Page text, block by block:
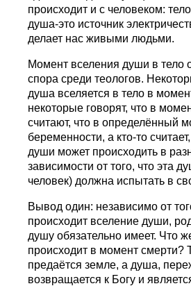
происходит и с человеком:
душа-это источник
делает нас живыми людьми.
Момент вселения души в тело
спора среди теологов.
душа вселяется в тело в
некоторые говорят, что в
считают, что в определённый
беременности, а кто-то
души может происходить в
зависимости от того, что эта
человек) должна испытать в
Вывод один: независимо от
происходит вселение души,
душу обязательно имеет. Что
происходит в момент смерти?
предаётся земле, а душа,
возвращается к Богу и